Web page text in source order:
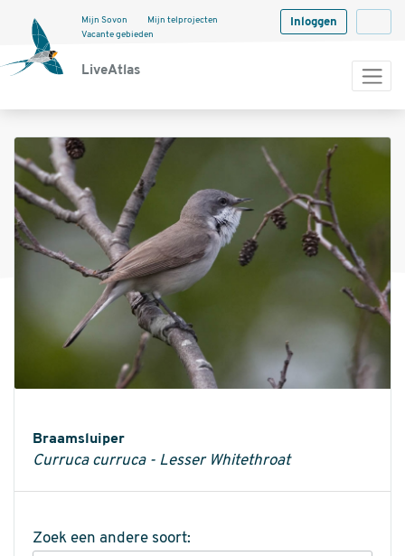
LiveAtlas
Mijn Sovon
Mijn telprojecten
Vacante gebieden
Inloggen
Braamsluiper
Curruca curruca - Lesser Whitethroat
Zoek een andere soort: